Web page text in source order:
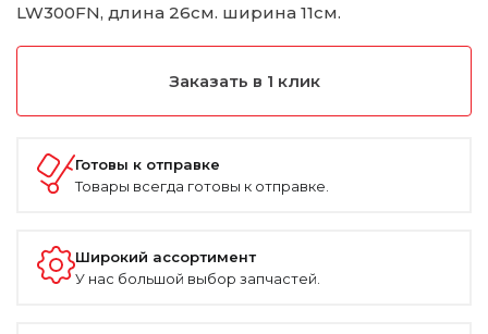
LW300FN, длина 26см. ширина 11см.
Заказать в 1 клик
Готовы к отправке
Товары всегда готовы к отправке.
Широкий ассортимент
У нас большой выбор запчастей.